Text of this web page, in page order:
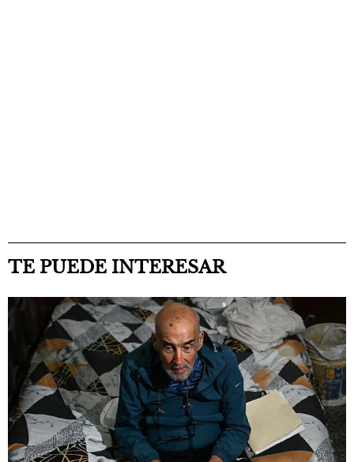
TE PUEDE INTERESAR